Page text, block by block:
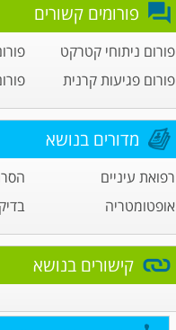
פורומים קשורים
פורום ניתוחי קטרקט
פורום פגיעות קרנית
מדורים בנושא
רפואת עיניים
אופטומטריה
קישורים בנושא